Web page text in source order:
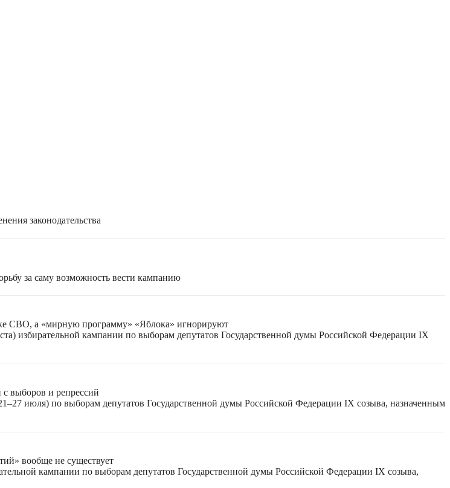
законодательства
за саму возможность вести кампанию
СВО, а «мирную программу» «Яблока» игнорируют
избирательной кампании по выборам депутатов Государственной думы Российской Федерации IX
выборов и репрессий
июля) по выборам депутатов Государственной думы Российской Федерации IX созыва, назначенным
вообще не существует
кампании по выборам депутатов Государственной думы Российской Федерации IX созыва,